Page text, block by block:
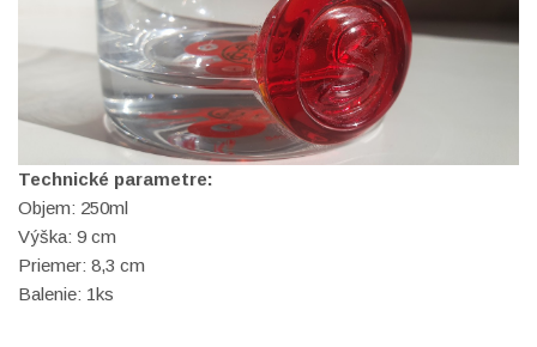
Technické parametre:
Objem: 250ml
Výška: 9 cm
Priemer: 8,3 cm
Balenie: 1ks